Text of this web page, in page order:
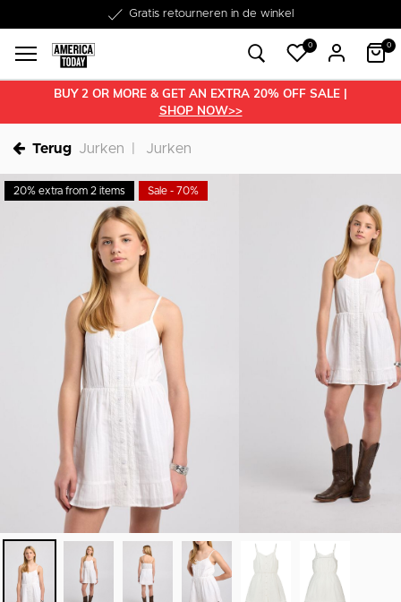
Gratis verzending vanaf €50
Binnen 1-3 werkdagen in huis
30 dagen retourrecht
Gratis retourneren in de winkel
€10 welkomstkorting
Word lid van onze Member Club!
0 0
BUY 2 OR MORE & GET AN EXTRA 20% OFF SALE |
SHOP NOW>>
Terug Jurken Jurken
20% extra from 2 items Sale - 70%